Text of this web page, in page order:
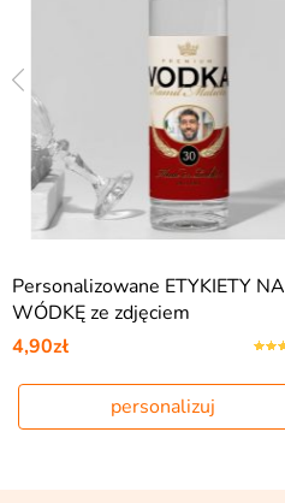
Personalizowane ETYKIETY NA
WÓDKĘ ze zdjęciem
4,90zł
personalizuj